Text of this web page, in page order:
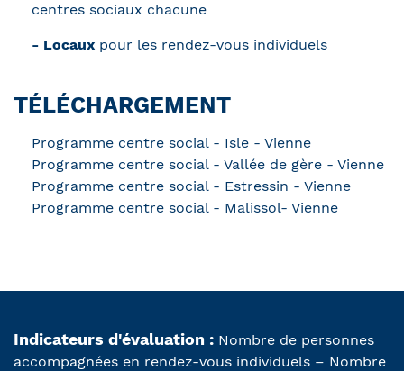
centres sociaux chacune
- Locaux pour les rendez-vous individuels
TÉLÉCHARGEMENT
Programme centre social - Isle - Vienne
Programme centre social - Vallée de gère - Vienne
Programme centre social - Estressin - Vienne
Programme centre social - Malissol- Vienne
Indicateurs d'évaluation : Nombre de personnes
accompagnées en rendez-vous individuels – Nombre